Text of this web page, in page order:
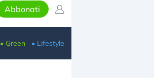
Abbonati
• Green • Lifestyle